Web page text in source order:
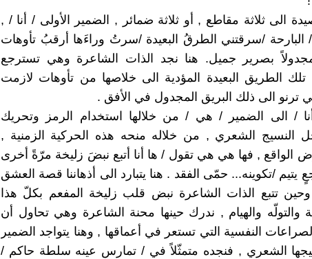
الى ثلاثة مقاطع , أو ثلاثة ضمائر , الضمير الأولى / أنا / ,
/ البارحة /سرقتني الطرقُ البعيدة /سرتُ وراءَها أرقبُ تأوهات
مجدولاً بصرير جميل. هنا نجد الذات الشاعرة وهي تسترجع
تلك الطريق البعيدة المؤدية الى خلاصها من تأوهات لازمت
ترنو الى ذلك البريق المجدول في الأفق .
/ الى الضمير / هي / من خلالها استخدام الرمز وتحريك
النسيج الشعري , من خلاله منحه هذه الحركية الزمنية ,
الواقع , فها هي هي تقول / ها أنا أتبع نبضَ زليخة مرّةً أخرى
يتيم /تكوينه... حمّى الفقد . هنا يتبارد الى أذهاننا قصة العشق
وحين تتبع الذات الشاعرة نبض قلب زليخة المفعم بكلّ هذا
والتولّه والهيام , ندرك حينها محنة الشاعرة وهي تحاول أن
النفسية التي تستعر في أعماقها , وهنا يتواجد الضمير
الشعري , فنجده متمثّلاً في / تمارس عينه سلطة حاكم /